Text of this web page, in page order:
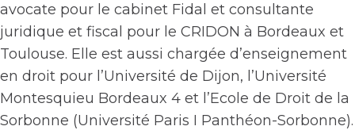
avocate pour le cabinet Fidal et consultante
juridique et fiscal pour le CRIDON à Bordeaux et
Toulouse. Elle est aussi chargée d’enseignement
en droit pour l’Université de Dijon, l’Université
Montesquieu Bordeaux 4 et l’Ecole de Droit de la
Sorbonne (Université Paris I Panthéon-Sorbonne).